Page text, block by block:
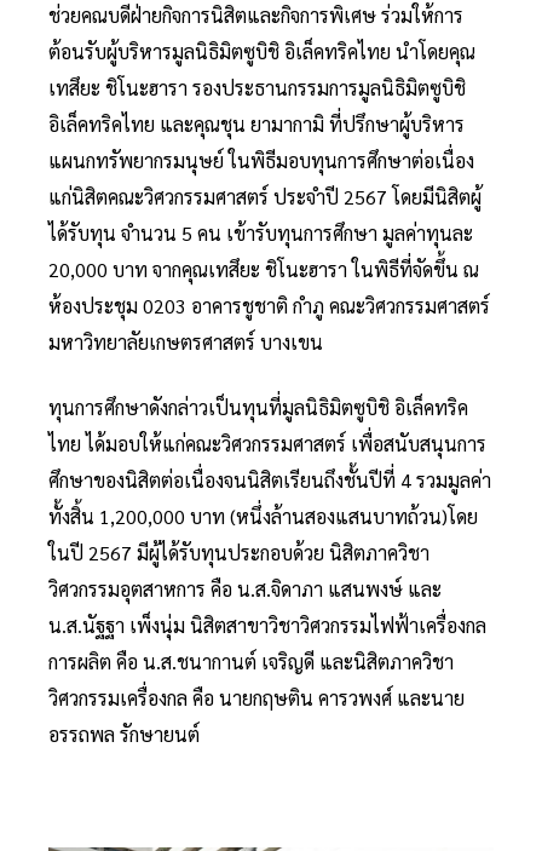
ช่วยคณบดีฝ่ายกิจการนิสิตและกิจการพิเศษ ร่วมให้การ
ต้อนรับผู้บริหารมูลนิธิมิตซูบิชิ อิเล็คทริคไทย นำโดยคุณ
เทสึยะ ชิโนะฮารา รองประธานกรรมการมูลนิธิมิตซูบิชิ
อิเล็คทริคไทย และคุณชุน ยามากามิ ที่ปรึกษาผู้บริหาร
แผนกทรัพยากรมนุษย์ ในพิธีมอบทุนการศึกษาต่อเนื่อง
แก่นิสิตคณะวิศวกรรมศาสตร์ ประจำปี 2567 โดยมีนิสิตผู้
ได้รับทุน จำนวน 5 คน เข้ารับทุนการศึกษา มูลค่าทุนละ
20,000 บาท จากคุณเทสึยะ ชิโนะฮารา ในพิธีที่จัดขึ้น ณ
ห้องประชุม 0203 อาคารชูชาติ กำภู คณะวิศวกรรมศาสตร์
มหาวิทยาลัยเกษตรศาสตร์ บางเขน
ทุนการศึกษาดังกล่าวเป็นทุนที่มูลนิธิมิตซูบิชิ อิเล็คทริค
ไทย ได้มอบให้แก่คณะวิศวกรรมศาสตร์ เพื่อสนับสนุนการ
ศึกษาของนิสิตต่อเนื่องจนนิสิตเรียนถึงชั้นปีที่ 4 รวมมูลค่า
ทั้งสิ้น 1,200,000 บาท (หนึ่งล้านสองแสนบาทถ้วน)โดย
ในปี 2567 มีผู้ได้รับทุนประกอบด้วย นิสิตภาควิชา
วิศวกรรมอุตสาหการ คือ น.ส.จิดาภา แสนพงษ์ และ
น.ส.นัฐฐา เพ็งนุ่ม นิสิตสาขาวิชาวิศวกรรมไฟฟ้าเครื่องกล
การผลิต คือ น.ส.ชนากานต์ เจริญดี และนิสิตภาควิชา
วิศวกรรมเครื่องกล คือ นายกฤษติน คารวพงศ์ และนาย
อรรถพล รักษายนต์